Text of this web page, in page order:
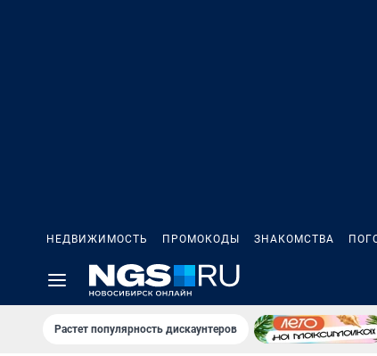
НЕДВИЖИМОСТЬ ПРОМОКОДЫ ЗНАКОМСТВА
Растет популярность дискаунтеров